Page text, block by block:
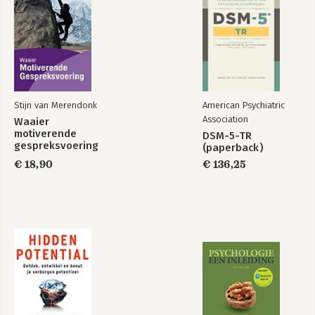
‘Gelukkig oud worden, dat willen we allemaal wel. Met de tips
van
oma Eefje gaat dat lukken. Ik ben een beetje van oma Eefje
gaan
houden!’ Lisa Snijders, genomineerd voor Boekverkoper van
het Jaar
Stijn van Merendonk
Waaier
motiverende
gespreksvoering
€ 18,90
American Psychiatric
Association
DSM-5-TR
(paperback)
€ 136,25